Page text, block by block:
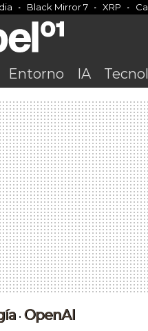
Black Mirror 7 XRP
Entorno IA
• OpenAI